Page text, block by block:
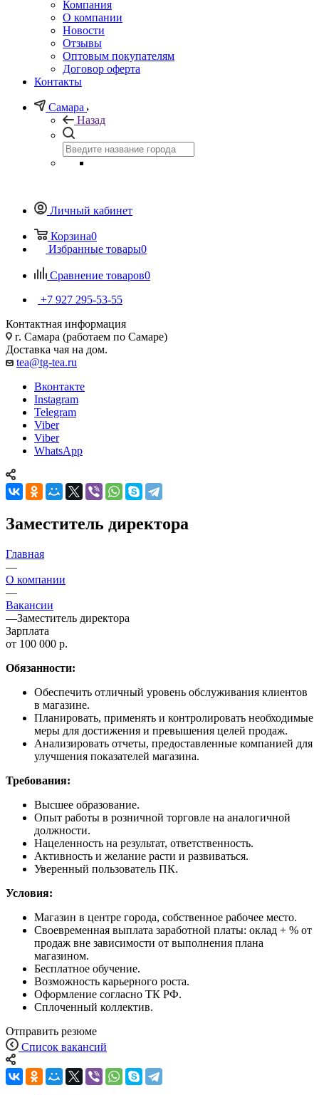
Компания
О компании
Новости
Отзывы
Оптовым покупателям
Договор оферта
Контакты
Самара
Назад
Личный кабинет
Корзина0
Избранные товары0
Сравнение товаров0
+7 927 295-53-55
Контактная информация
г. Самара (работаем по Самаре)
Доставка чая на дом.
tea@tg-tea.ru
Вконтакте
Instagram
Telegram
Viber
Viber
WhatsApp
Заместитель директора
Главная
—
О компании
—
Вакансии
—Заместитель директора
Зарплата
от 100 000 р.
Обязанности:
Обеспечить отличный уровень обслуживания клиентов
в магазине.
Планировать, применять и контролировать необходимые
меры для достижения и превышения целей продаж.
Анализировать отчеты, предоставленные компанией для
улучшения показателей магазина.
Требования:
Высшее образование.
Опыт работы в розничной торговле на аналогичной
должности.
Нацеленность на результат, ответственность.
Активность и желание расти и развиваться.
Уверенный пользователь ПК.
Условия:
Магазин в центре города, собственное рабочее место.
Своевременная выплата заработной платы: оклад + % от
продаж вне зависимости от выполнения плана
магазином.
Бесплатное обучение.
Возможность карьерного роста.
Оформление согласно ТК РФ.
Сплоченный коллектив.
Отправить резюме
Список вакансий